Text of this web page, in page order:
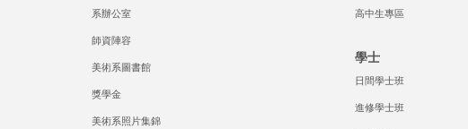
系辦公室
師資陣容
美術系圖書館
獎學金
美術系照片集錦
高中生專區
學士
日間學士班
進修學士班